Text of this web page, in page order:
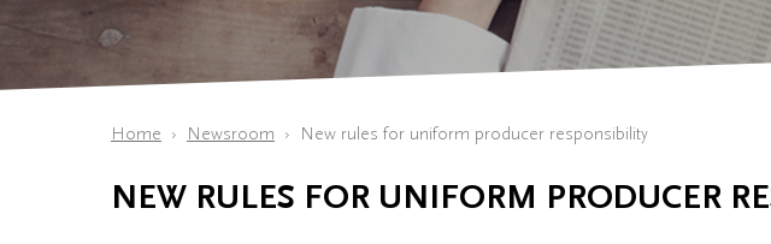
Home Newsroom New rules for uniform producer responsibility
NEW RULES FOR UNIFORM PRODUCER